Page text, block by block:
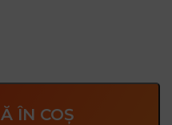
folosirea de ochelari
ÎN COȘ